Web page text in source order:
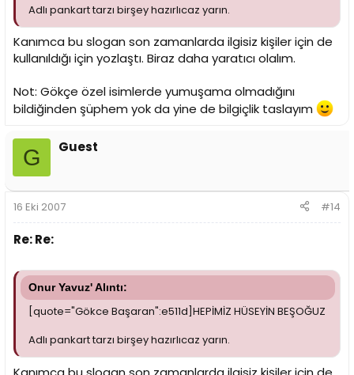
Adlı pankart tarzı birşey hazırlıcaz yarın.
Kanımca bu slogan son zamanlarda ilgisiz kişiler için de
kullanıldığı için yozlaştı. Biraz daha yaratıcı olalım.
Not: Gökçe özel isimlerde yumuşama olmadığını
bildiğinden şüphem yok da yine de bilgiçlik taslayım
G Guest
16 Eki 2007 #14
Re: Re:
Onur Yavuz' Alıntı:
[quote="Gökce Başaran":e511d]HEPİMİZ HÜSEYİN BEŞOĞUZ
Adlı pankart tarzı birşey hazırlıcaz yarın.